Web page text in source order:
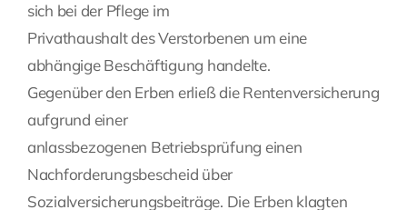
sich bei der Pflege im
Privathaushalt des Verstorbenen um eine
abhängige Beschäftigung handelte.
Gegenüber den Erben erließ die Rentenversicherung
aufgrund einer
anlassbezogenen Betriebsprüfung einen
Nachforderungsbescheid über
Sozialversicherungsbeiträge. Die Erben klagten